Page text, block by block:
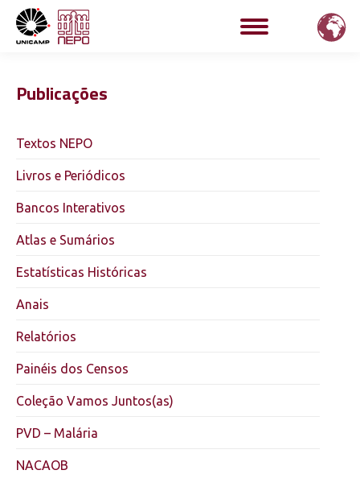
Publicações
Textos NEPO
Livros e Periódicos
Bancos Interativos
Atlas e Sumários
Estatísticas Históricas
Anais
Relatórios
Painéis dos Censos
Coleção Vamos Juntos(as)
PVD – Malária
NACAOB